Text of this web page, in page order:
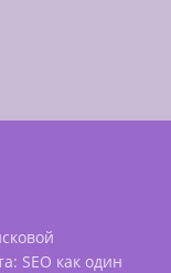
SEO как один